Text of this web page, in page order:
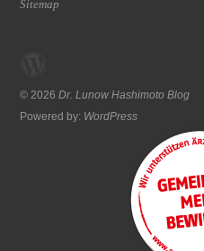
Sitemap
© 2026Dr. Lunow Hashimoto Blog
Powered by: WordPress